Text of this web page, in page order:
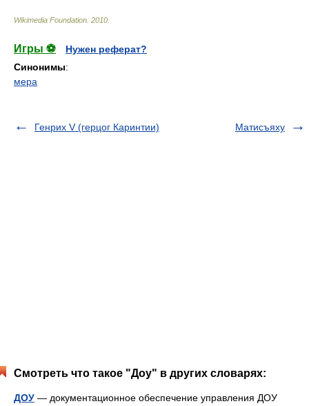
Wikimedia Foundation 2010
Игры ⚽
Нужен реферат?
Синонимы:
мера
Генрих V (герцог Каринтии) Матисъяху
Смотреть что такое "Доу" в других словарях:
ДОУ — документационное обеспечение управления ДОУ